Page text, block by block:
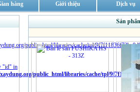
hàng Giới thiệu Dịch vụ
public_html/libraries/cache/tpl/
"id" in
public_html/libraries/cache/tpl/
Sản